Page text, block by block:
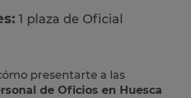
1 plaza de Oficial
presentarte a las
de Oficios en Huesca